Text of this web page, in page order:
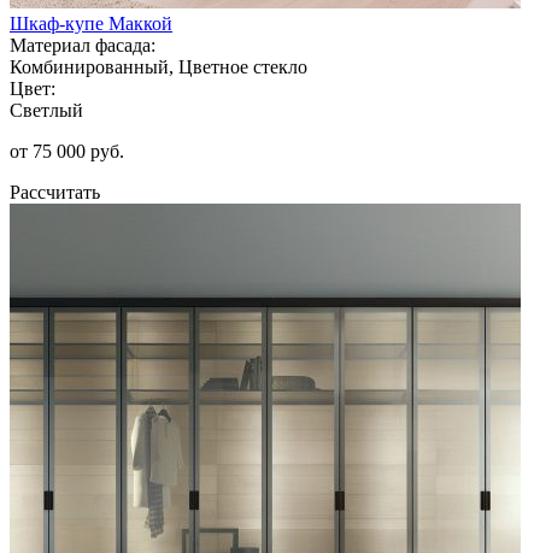
Шкаф-купе Маккой
Материал фасада:
Комбинированный, Цветное стекло
Цвет:
Светлый
от 75 000 руб.
Рассчитать